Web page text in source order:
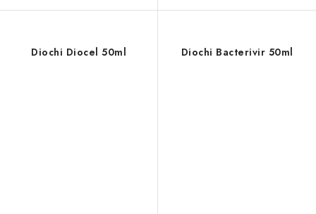
Diochi Diocel 50ml Diochi Bacterivir 50ml